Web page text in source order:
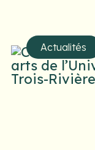
Actualités